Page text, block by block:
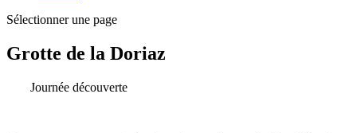
Sélectionner une page
Grotte de la Doriaz
Journée découverte